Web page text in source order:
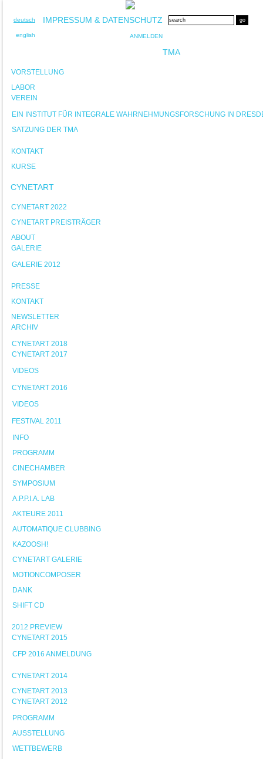
deutsch
english
IMPRESSUM & DATENSCHUTZ
ANMELDEN
TMA
VORSTELLUNG
LABOR
VEREIN
EIN INSTITUT FÜR INTEGRALE WAHRNEHMUNGSFORSCHUNG IN
SATZUNG DER TMA
KONTAKT
KURSE
CYNETART
CYNETART 2022
CYNETART PREISTRÄGER
ABOUT
GALERIE
GALERIE 2012
PRESSE
KONTAKT
NEWSLETTER
ARCHIV
CYNETART 2018
CYNETART 2017
VIDEOS
CYNETART 2016
VIDEOS
FESTIVAL 2011
INFO
PROGRAMM
CINECHAMBER
SYMPOSIUM
A.P.P.I.A. LAB
AKTEURE 2011
AUTOMATIQUE CLUBBING
KAZOOSH!
CYNETART GALERIE
MOTIONCOMPOSER
DANK
SHIFT CD
2012 PREVIEW
CYNETART 2015
CFP 2016 ANMELDUNG
CYNETART 2014
CYNETART 2013
CYNETART 2012
PROGRAMM
AUSSTELLUNG
WETTBEWERB